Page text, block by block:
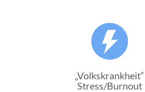
„Volkskrankheit“
Stress/Burnout